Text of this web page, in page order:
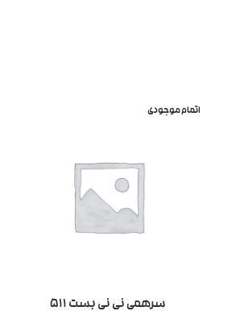
اتمام موجودی
سرهمی نی نی بست ۵۱۱